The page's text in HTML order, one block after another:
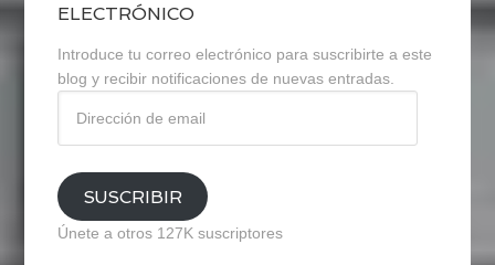
ELECTRÓNICO
Introduce tu correo electrónico para suscribirte a este
blog y recibir notificaciones de nuevas entradas.
email
SUSCRIBIR
Únete a otros 127K suscriptores